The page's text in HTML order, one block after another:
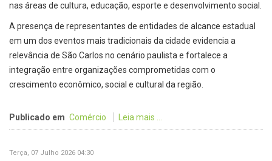
nas áreas de cultura, educação, esporte e desenvolvimento social.
A presença de representantes de entidades de alcance estadual
em um dos eventos mais tradicionais da cidade evidencia a
relevância de São Carlos no cenário paulista e fortalece a
integração entre organizações comprometidas com o
crescimento econômico, social e cultural da região.
Publicado em Comércio Leia mais ...
Terça, 07 Julho 2026 04:30